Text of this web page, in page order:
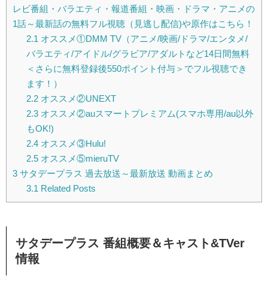
レビ番組・バラエティ・報道番組・映画・ドラマ・アニメの
1話～最新話の無料フル視聴（見逃し配信)や原作はこちら！
2.1 オススメ①DMM TV（アニメ/映画/ドラマ/エンタメ/
バラエティ/アイドル/グラビア/アダルトなど14日間無料
＜さらに無料登録後550ポイント付与＞でフル視聴でき
ます！）
2.2オススメ②UNEXT
2.3オススメ②auスマートプレミアム(スマホ専用/au以外
もOK!)
2.4オススメ③Hulu!
2.5オススメ⑤mieruTV
3 サタデープラス 過去放送～最新放送 動画まとめ
3.1 Related Posts
サタデープラス 番組概要＆キャスト&TVer
情報